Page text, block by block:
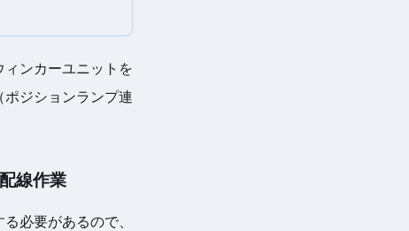
ンカーユニットを
ジションランプ連
線作業
必要があるので、